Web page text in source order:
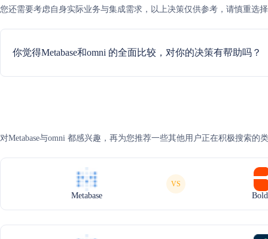
您还需要考虑自身实际业务与集成需求，以上决策仅供参考，请慎重选
你觉得Metabase和omni 的全面比较，对你的决策有帮助吗？
对Metabase与omni 都感兴趣，再为您推荐一些其他用户正在积极搜索的
Metabase
VS